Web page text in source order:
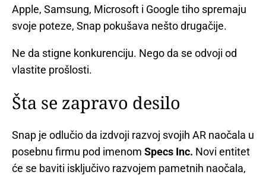
Apple, Samsung, Microsoft i Google tiho spremaju
svoje poteze, Snap pokušava nešto drugačije.
Ne da stigne konkurenciju. Nego da se odvoji od
vlastite prošlosti.
Šta se zapravo desilo
Snap je odlučio da izdvoji razvoj svojih AR naočala u
posebnu firmu pod imenom Specs Inc. Novi entitet
će se baviti isključivo razvojem pametnih naočala,